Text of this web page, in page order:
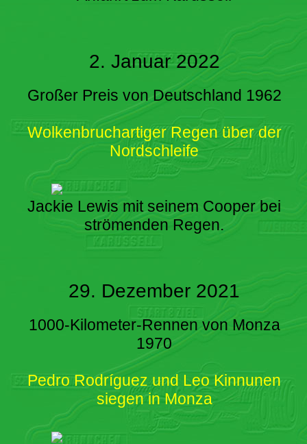
2. Januar 2022
Großer Preis von Deutschland 1962
Wolkenbruchartiger Regen über der
Nordschleife
Jackie Lewis mit seinem Cooper bei
strömenden Regen.
29. Dezember 2021
1000-Kilometer-Rennen von Monza
1970
Pedro Rodríguez und Leo Kinnunen
siegen in Monza